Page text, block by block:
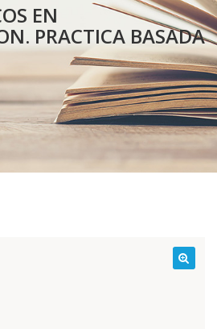
EN
PRACTICA BASADA
¡Oferta!